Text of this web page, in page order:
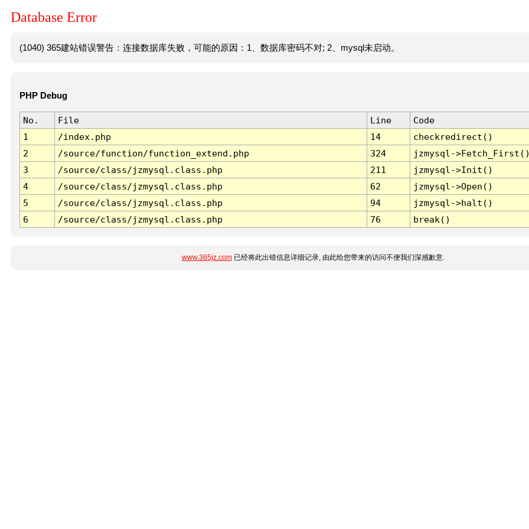
Database Error
(1040) 365建站错误警告：连接数据库失败，可能的原因：1、数据库密码不对; 2、mysql未启动。
PHP Debug
No. File Line
Code
1
/index.php 14
checkredirect()
2
/source/function/function_extend.php 324
jzmysql-
3
/source/class/jzmysql.class.php 211
jzmysql->Init()
4
/source/class/jzmysql.class.php 62
jzmysql->Open()
5
/source/class/jzmysql.class.php 94
jzmysql->halt()
6
/source/class/jzmysql.class.php 76 break()
www.365jz.com已经将此出错信息详细记录, 由此给您带来的访问不便我们深感歉意.